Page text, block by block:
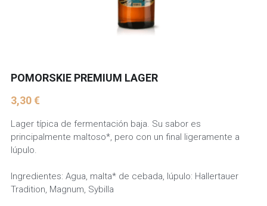
POMORSKIE PREMIUM LAGER
3,30 €
Lager típica de fermentación baja. Su sabor es
principalmente maltoso*, pero con un final ligeramente a
lúpulo.
Ingredientes: Agua, malta* de cebada, lúpulo: Hallertauer
Tradition, Magnum, Sybilla